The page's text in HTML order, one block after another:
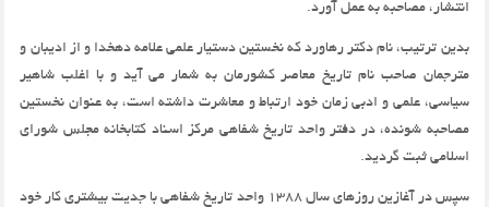
انتشار، مصاحبه به عمل آورد.
بدین ترتیب، نام دکتر رهاورد که نخستین دستیار علمی علامه دهخدا و از ادیبان و
مترجمان صاحب نام تاریخ معاصر کشورمان به شمار می آید و با اغلب شاهیر
سیاسی، علمی و ادبی زمان خود ارتباط و معاشرت داشته است، به عنوان نخستین
مصاحبه شونده، در دفتر واحد تاریخ شفاهی مرکز اسناد کتابخانه مجلس شورای
اسلامی ثبت گردید.
سپس در آغازین روزهای سال 1388 واحد تاریخ شفاهی با جدیت بیشتری کار خود